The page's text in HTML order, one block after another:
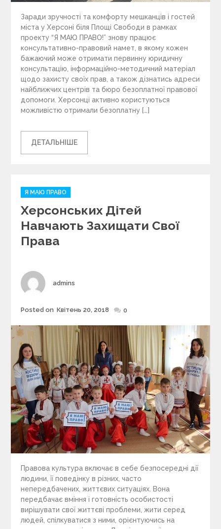
Заради зручності та комфорту мешканців і гостей
міста у Херсоні біля Площі Свободи в рамках
проекту “Я МАЮ ПРАВО!” знову працює
консультативно-правовий намет, в якому кожен
бажаючий може отримати первинну юридичну
консультацію, інформаційно-методичний матеріал
щодо захисту своїх прав, а також дізнатись адреси
найближчих центрів та бюро безоплатної правової
допомоги. Херсонці активно користуються
можливістю отримали безоплатну […]
ДЕТАЛЬНІШЕ
C
a
t
e
g
o
e
s
Я МАЮ ПРАВО
Херсонських Дітей
Навчають Захищати Свої
Права
Author
admins
Posted
Posted on Квітень 20, 2018 0
Правова культура включає в себе безпосередні дії
людини, її поведінку в різних, часто
непередбачених, життєвих ситуаціях. Вона
передбачає вміння і готовність особистості
вирішувати свої життєві проблеми, жити серед
людей, спілкуватися з ними, орієнтуючись на